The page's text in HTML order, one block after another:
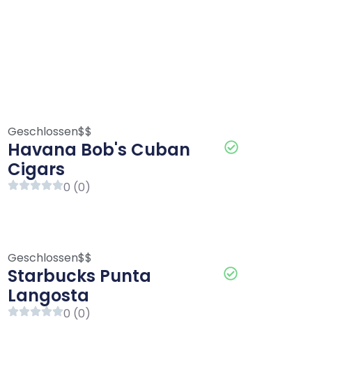
Geschlossen$$
Havana Bob's Cuban
Cigars
0 (0)
Geschlossen$$
Starbucks Punta
Langosta
0 (0)